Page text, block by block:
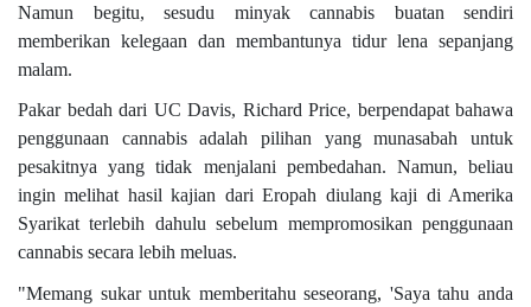
Namun begitu, sesudu minyak cannabis buatan sendiri
memberikan kelegaan dan membantunya tidur lena sepanjang
malam.
Pakar bedah dari UC Davis, Richard Price, berpendapat bahawa
penggunaan cannabis adalah pilihan yang munasabah untuk
pesakitnya yang tidak menjalani pembedahan. Namun, beliau
ingin melihat hasil kajian dari Eropah diulang kaji di Amerika
Syarikat terlebih dahulu sebelum mempromosikan penggunaan
cannabis secara lebih meluas.
"Memang sukar untuk memberitahu seseorang, 'Saya tahu anda